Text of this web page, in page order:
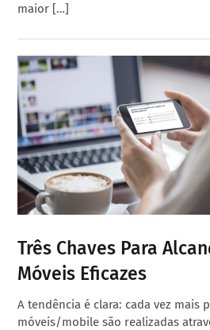
maior […]
Três Chaves Para
Móveis Eficazes
A tendência é clara: cada vez mais
móveis/mobile são realizadas